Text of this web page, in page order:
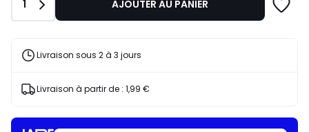
articles
J'en
Quantité
1 AJOUTER AU PANIER
Livraison sous 2 à 3 jours
Livraison à partir de : 1,99 €